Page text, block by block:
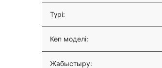
Түрі:
Көп моделі:
Жабыстыру: